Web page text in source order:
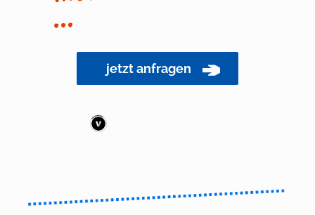
…
jetzt anfragen